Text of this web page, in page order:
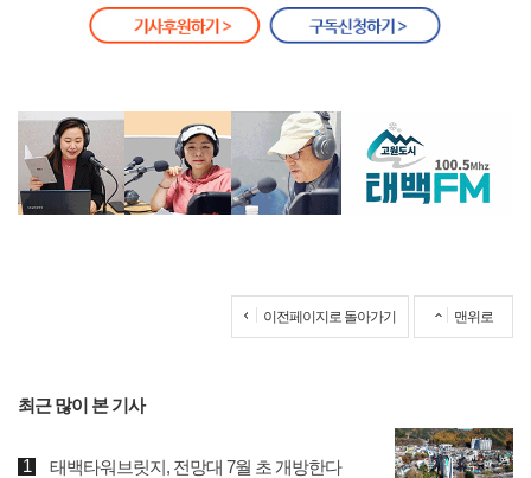
이전페이지로 돌아가기 맨위로
최근 많이 본 기사
태백타워브릿지, 전망대 7월 초 개방한다